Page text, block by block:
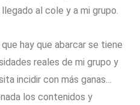
al cole y a mi grupo.
hay que abarcar se tiene
reales de mi grupo y
incidir con más ganas…
los contenidos y